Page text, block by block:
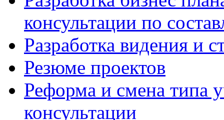
консультации по
Разработка видения и
Резюме проектов
Реформа и смена типа
консультации